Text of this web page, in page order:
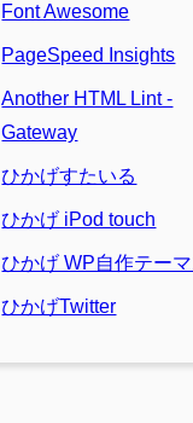
Font Awesome
PageSpeed Insights
Another HTML Lint -
Gateway
ひかげすたいる
ひかげ iPod touch
ひかげ WP自作テー
ひかげTwitter